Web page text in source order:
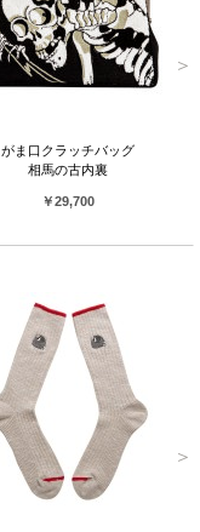
がま口クラッチバッグ
相馬の古内裏
￥29,700